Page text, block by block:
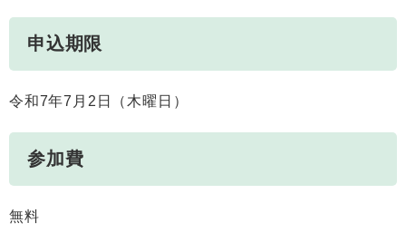
​申込期限
令和7年7月2日（木曜日）
参加費
無料